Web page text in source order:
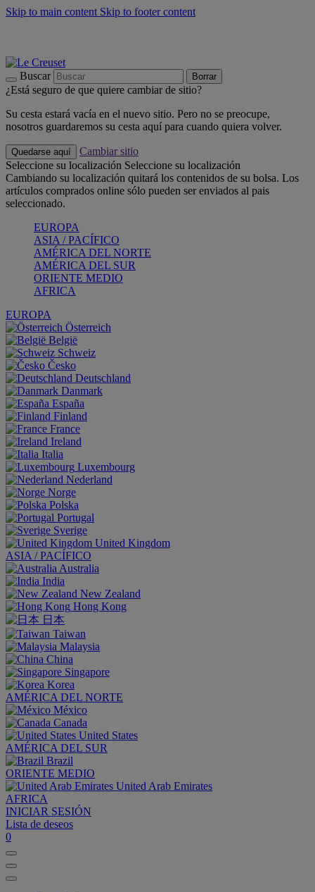
Skip to main content Skip to footer content
Buscar Borrar
¿Está seguro de que quiere cambiar de sitio?
Su cesta estará vacía en el nuevo sitio. Pero no se preocupe,
nosotros guardaremos su cesta aquí para cuando quiera volver.
Quedarse aquí
Cambiar sitio
Seleccione su localización Seleccione su localización
Cambiando su localización quitará los contenidos de su bolsa. Los
artículos comprados online sólo pueden ser enviados al pais
seleccionado.
EUROPA
ASIA / PACÍFICO
AMÉRICA DEL NORTE
AMÉRICA DEL SUR
ORIENTE MEDIO
AFRICA
EUROPA
Österreich
België
Schweiz
Česko
Deutschland
Danmark
España
Finland
France
Ireland
Italia
Luxembourg
Nederland
Norge
Polska
Portugal
Sverige
United Kingdom
ASIA / PACÍFICO
Australia
India
New Zealand
Hong Kong
日本
Taiwan
Malaysia
China
Singapore
Korea
AMÉRICA DEL NORTE
México
Canada
United States
AMÉRICA DEL SUR
Brazil
ORIENTE MEDIO
United Arab Emirates
AFRICA
INICIAR SESIÓN
Lista de deseos
0